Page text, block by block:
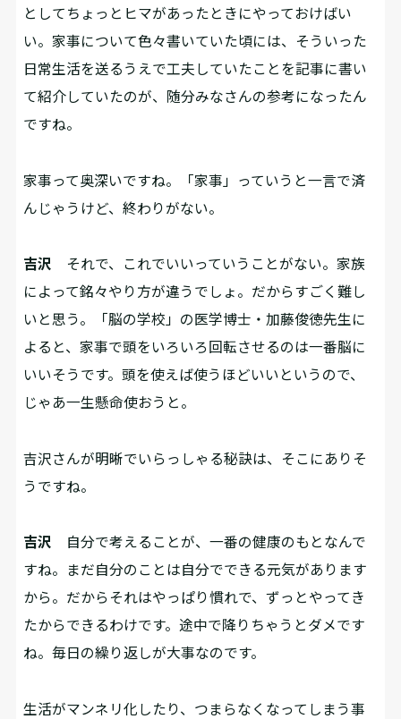
としてちょっとヒマがあったときにやっておけばい
い。家事について色々書いていた頃には、そういった
日常生活を送るうえで工夫していたことを記事に書い
て紹介していたのが、随分みなさんの参考になったん
ですね。
――家事って奥深いですね。「家事」っていうと一言で済
んじゃうけど、終わりがない。
吉沢
それで、これでいいっていうことがない。家族
によって銘々やり方が違うでしょ。だからすごく難し
いと思う。「脳の学校」の医学博士・加藤俊徳先生に
よると、家事で頭をいろいろ回転させるのは一番脳に
いいそうです。頭を使えば使うほどいいというので、
じゃあ一生懸命使おうと。
――吉沢さんが明晰でいらっしゃる秘訣は、そこにありそ
うですね。
吉沢
自分で考えることが、一番の健康のもとなんで
すね。まだ自分のことは自分でできる元気があります
から。だからそれはやっぱり慣れで、ずっとやってき
たからできるわけです。途中で降りちゃうとダメです
ね。毎日の繰り返しが大事なのです。
――生活がマンネリ化したり、つまらなくなってしまう事